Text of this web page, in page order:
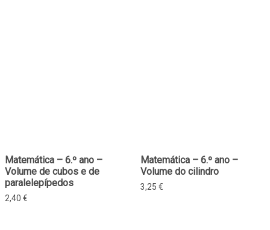
Matemática – 6.º ano –
Volume de cubos e de
paralelepípedos
2,40 €
Matemática – 6.º ano –
Volume do cilindro
3,25 €